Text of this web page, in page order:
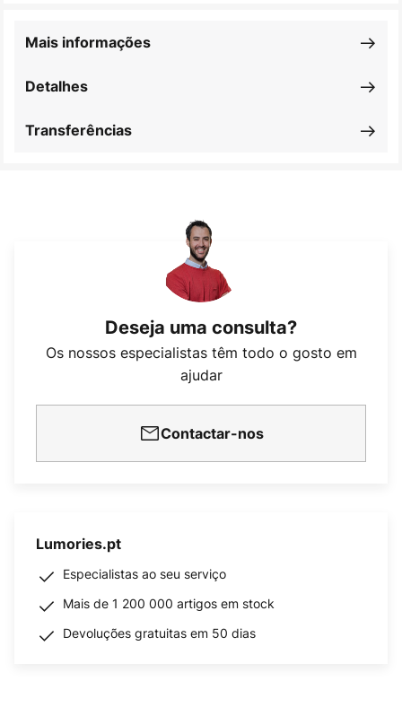
Detalhes
Mais informações
Transferências
Deseja uma consulta?
Os nossos especialistas têm todo o gosto em
ajudar
Contactar-nos
Lumories.pt
Especialistas ao seu serviço
Mais de 1 200 000 artigos em stock
Devoluções gratuitas em 50 dias